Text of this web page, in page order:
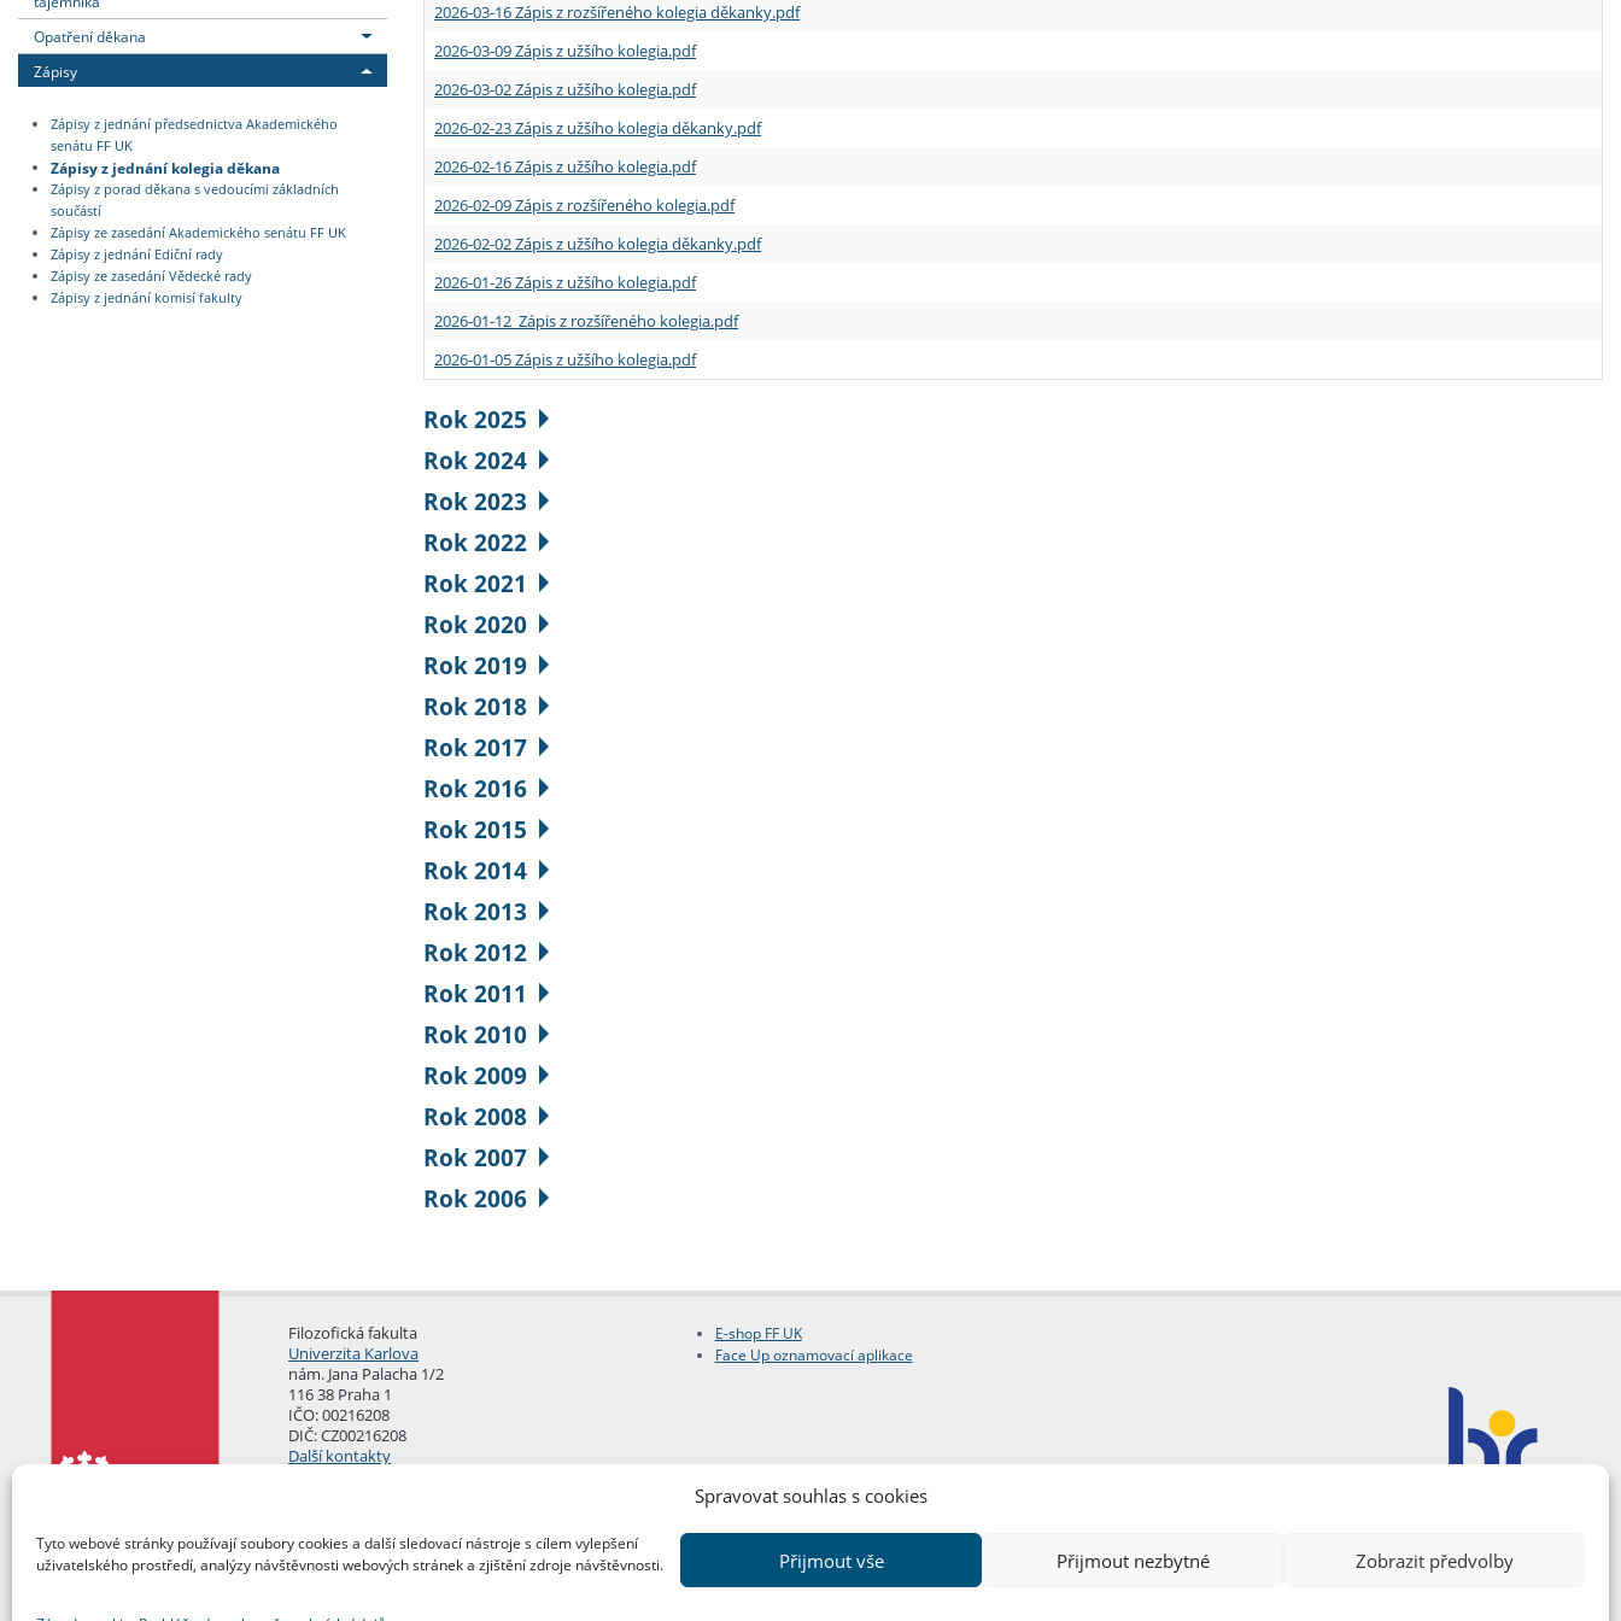
Spravovat souhlas s cookies
Tyto webové stránky používají soubory cookies a další sledovací nástroje s cílem vylepšení
uživatelského prostředí, analýzy návštěvnosti webových stránek a zjištění zdroje návštěvnosti.
Přijmout vše Přijmout nezbytné Zobrazit předvolby
Opatření děkana
Zápisy
Zápisy z jednání předsednictva Akademického
senátu FF UK
Zápisy z jednání kolegia děkana
Zápisy z porad děkana s vedoucími základních
součástí
Zápisy ze zasedání Akademického senátu FF UK
Zápisy z jednání Ediční rady
Zápisy ze zasedání Vědecké rady
Zápisy z jednání komisí fakulty
2026-03-16 Zápis z rozšířeného kolegia děkanky.pdf
2026-03-09 Zápis z užšího kolegia.pdf
2026-03-02 Zápis z užšího kolegia.pdf
2026-02-23 Zápis z užšího kolegia děkanky.pdf
2026-02-16 Zápis z užšího kolegia.pdf
2026-02-09 Zápis z rozšířeného kolegia.pdf
2026-02-02 Zápis z užšího kolegia děkanky.pdf
2026-01-26 Zápis z užšího kolegia.pdf
2026-01-12 Zápis z rozšířeného kolegia.pdf
2026-01-05 Zápis z užšího kolegia.pdf
Rok 2025
Rok 2024
Rok 2023
Rok 2022
Rok 2021
Rok 2020
Rok 2019
Rok 2018
Rok 2017
Rok 2016
Rok 2015
Rok 2014
Rok 2013
Rok 2012
Rok 2011
Rok 2010
Rok 2009
Rok 2008
Rok 2007
Rok 2006
Filozofická fakulta
Univerzita Karlova
nám. Jana Palacha 1/2
116 38 Praha 1
IČO: 00216208
DIČ: CZ00216208
Další kontakty
E-shop FF UK
Face Up oznamovací aplikace